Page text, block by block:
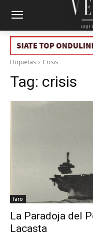
Etiquetas Crisis
Tag: crisis
faro
La Paradoja del
Lacasta